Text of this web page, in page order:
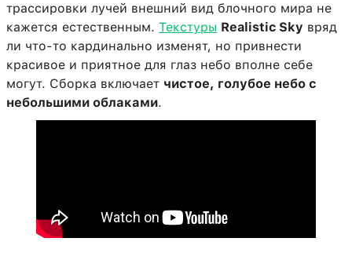
трассировки лучей внешний вид блочного мира не
кажется естественным. Текстуры Realistic Sky вряд
ли что-то кардинально изменят, но привнести
красивое и приятное для глаз небо вполне себе
могут. Сборка включает чистое, голубое небо с
небольшими облаками.